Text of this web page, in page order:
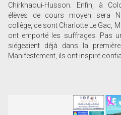
Chirkhaoui-Husson. Enfin, à
élèves de cours moyen sera
collège, ce sont Charlotte Le Gac,
ont emporté les suffrages. Pas
siégeaient déjà dans la première
Manifestement, ils ont inspiré